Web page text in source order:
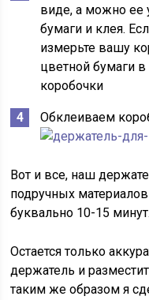
виде, а можно ее
бумаги и клея.
измерьте вашу
цветной бумаги
коробочки
Обклеиваем
Вот и все, наш
подручных
буквально 10-15 минут.
Остается только
держатель и
таким же образом я